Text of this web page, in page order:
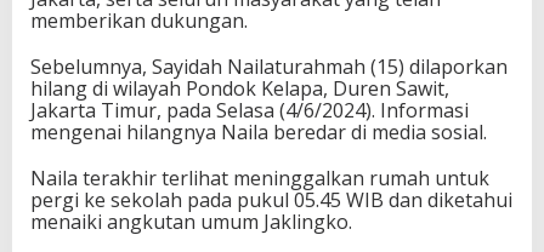
memberikan dukungan.
Sebelumnya, Sayidah Nailaturahmah (15) dilaporkan
hilang di wilayah Pondok Kelapa, Duren Sawit,
Jakarta Timur, pada Selasa (4/6/2024). Informasi
mengenai hilangnya Naila beredar di media sosial.
Naila terakhir terlihat meninggalkan rumah untuk
pergi ke sekolah pada pukul 05.45 WIB dan diketahui
menaiki angkutan umum Jaklingko.